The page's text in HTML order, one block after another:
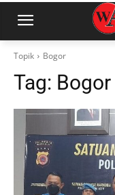
Topik Bogor
Tag: Bogor